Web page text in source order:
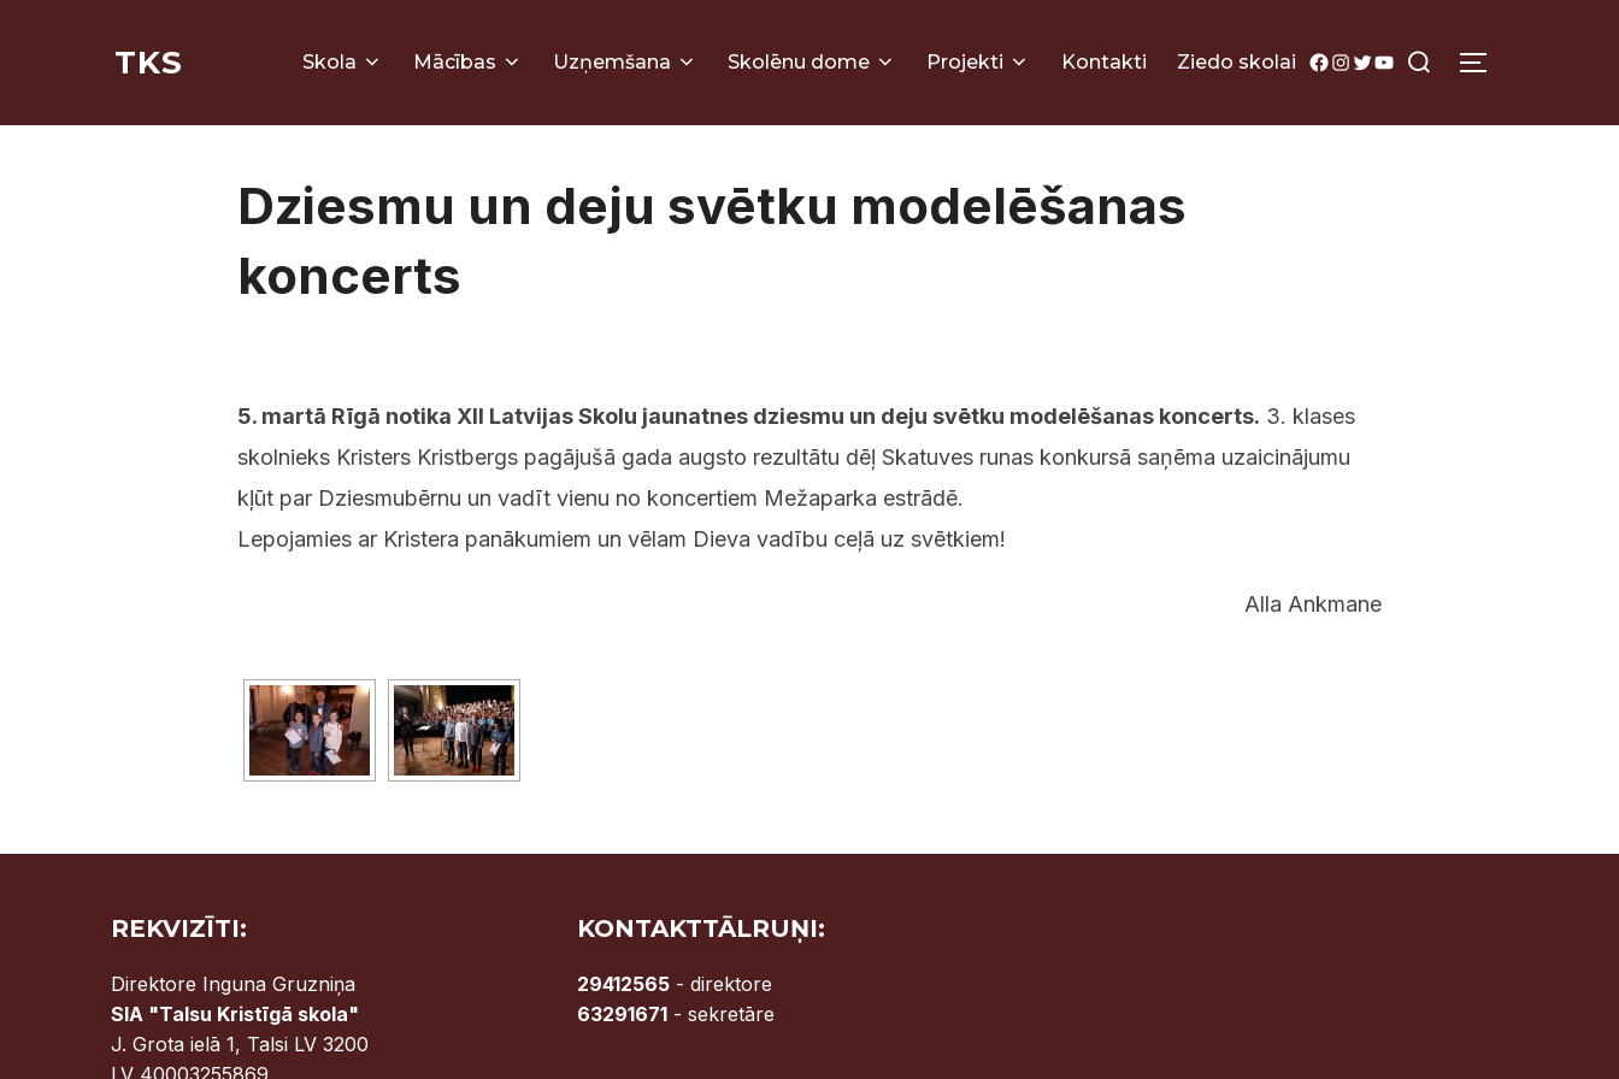
TKS Skola Mācības Uzņemšana Skolēnu dome Projekti Kontakti Ziedo skolai Facebook
Instagram
Twitter
YouTube
for:
TOGGLE
Dziesmu un deju svētku modelēšanas
koncerts
5. martā Rīgā notika XII Latvijas Skolu jaunatnes dziesmu un deju svētku modelēšanas koncerts. 3. klases
skolnieks Kristers Kristbergs pagājušā gada augsto rezultātu dēļ Skatuves runas konkursā saņēma uzaicinājumu
kļūt par Dziesmubērnu un vadīt vienu no koncertiem Mežaparka estrādē.
Lepojamies ar Kristera panākumiem un vēlam Dieva vadību ceļā uz svētkiem!
Alla Ankmane
REKVIZĪTI:
Direktore Inguna Gruzniņa
SIA "Talsu Kristīgā skola"
J. Grota ielā 1, Talsi LV 3200
LV 40003255869
KONTAKTTĀLRUŅI:
29412565- direktore
63291671- sekretāre